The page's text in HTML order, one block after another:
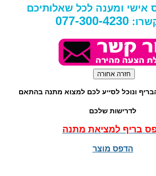
אישי ומענה לכל שאלותיכם
077-300-4230
ונוכל לסייע לכם למצוא מתנה בהתאם
לדרישות שלכם
בריף למציאת מתנה
הדפס מוצר